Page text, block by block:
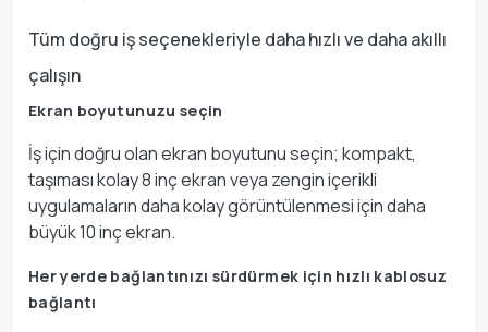
Tüm doğru iş seçenekleriyle daha hızlı ve daha akıllı
çalışın
Ekran boyutunuzu seçin
İş için doğru olan ekran boyutunu seçin; kompakt,
taşıması kolay 8 inç ekran veya zengin içerikli
uygulamaların daha kolay görüntülenmesi için daha
büyük 10 inç ekran.
Her yerde bağlantınızı sürdürmek için hızlı kablosuz
bağlantı